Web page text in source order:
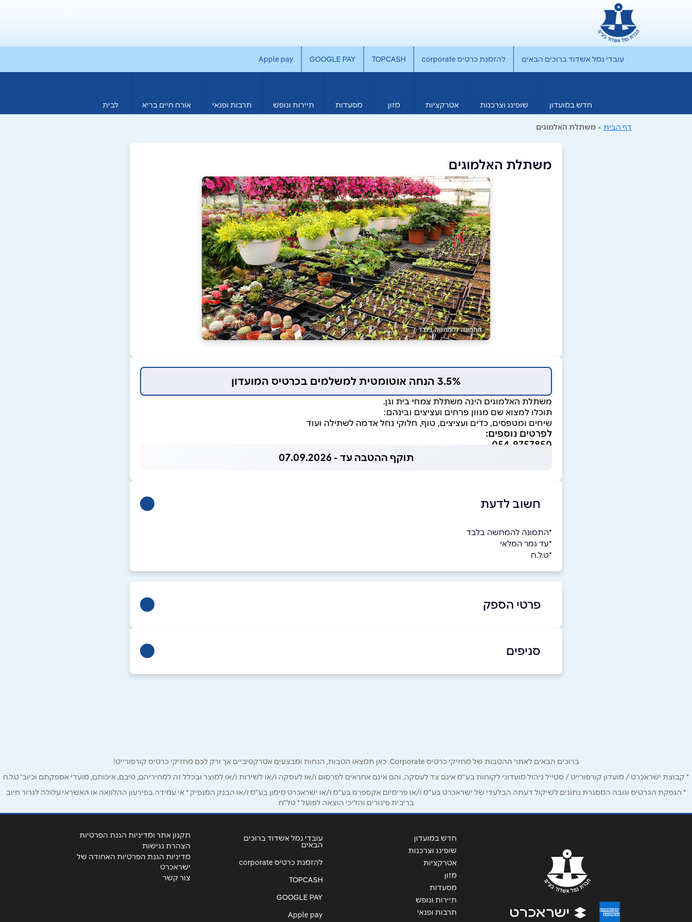
עובדי נמל אשדוד ברוכים הבאים להזמנת כרטיס corporate TOPCASH
GOOGLE PAY
Apple pay
חדש במועדון שופינג וצרכנות אטרקציות מזון מסעדות תיירות ונופש תרבות ופנאי אורח חיים בריא לבית
דף הבית > משתלת האלמוגים
משתלת האלמוגים
3.5% הנחה אוטומטית למשלמים בכרטיס המועדון
משתלת האלמוגים הינה משתלת צמחי בית וגן.
תוכלו למצוא שם מגוון פרחים ועציצים ובינהם:
שיחים ומטפסים, כדים ועציצים, טוף, חלוקי נחל אדמה לשתילה ועוד
לפרטים נוספים:
054-9757850
תוקף ההטבה עד - 07.09.2026
חשוב לדעת
*התמונה להמחשה בלבד
*עד גמר המלאי
*ט.ל.ח
פרטי הספק
אנא חזרו אלי בקשר ל...
הודעה*
סניפים
הרצליה
ברוכים הבאים לאתר ההטבות של מחזיקי כרטיס Corporate. כאן תמצאו הטבות, הנחות ומבצעים אטרקטיביים אך ורק לכם מחזיקי כרטיס קורפורייט!
* קבוצת ישראכרט / מועדון קורפורייט / סטייל ניהול מועדוני לקוחות בע"מ אינם צד לעסקה, והם אינם אחראים לפרסום ו/או לעסקה ו/או לשירות ו/או למוצר ובכלל זה למחיריהם, טיבם, איכותם, מועדי אספקתם וכיוב' ט.ל.ח
* הנפקת הכרטיס וגובה המסגרת נתונים לשיקול דעתה הבלעדי של ישראכרט בע"מ ו/או פרימיום אקספרס בע"מ ו/או ישראכרט מימון בע"מ ו/או הבנק המנפיק * אי עמידה בפירעון ההלוואה או האשראי עלולה לגרור חיוב
בריבית פיגורים והליכי הוצאה לפועל * טל"ח
חדש במועדון
שופינג וצרכנות
אטרקציות
מזון
מסעדות
תיירות ונופש
תרבות ופנאי
עובדי נמל אשדוד ברוכים
הבאים
להזמנת כרטיס corporate
TOPCASH
GOOGLE PAY
Apple pay
תקנון אתר ומדיניות הגנת הפרטיות
הצהרת נגישות
מדיניות הגנת הפרטיות האחודה של
ישראכרט
צור קשר